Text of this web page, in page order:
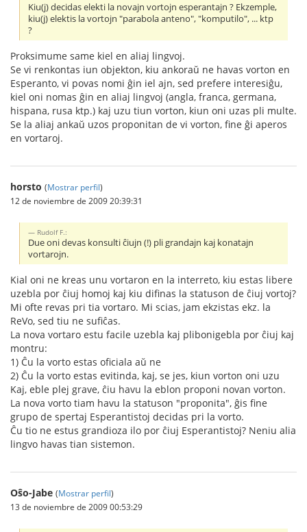
Kiu(j) decidas elekti la novajn vortojn esperantajn ? Ekzemple,
kiu(j) elektis la vortojn "parabola anteno", "komputilo", ... ktp
?
Proksimume same kiel en aliaj lingvoj.
Se vi renkontas iun objekton, kiu ankoraŭ ne havas vorton en
Esperanto, vi povas nomi ĝin iel ajn, sed prefere interesiĝu,
kiel oni nomas ĝin en aliaj lingvoj (angla, franca, germana,
hispana, rusa ktp.) kaj uzu tiun vorton, kiun oni uzas pli multe.
Se la aliaj ankaŭ uzos proponitan de vi vorton, fine ĝi aperos
en vortaroj.
horsto (Mostrar perfil)
12 de noviembre de 2009 20:39:31
Rudolf F.:
Due oni devas konsulti ĉiujn (!) pli grandajn kaj konatajn
vortarojn.
Kial oni ne kreas unu vortaron en la interreto, kiu estas libere
uzebla por ĉiuj homoj kaj kiu difinas la statuson de ĉiuj vortoj?
Mi ofte revas pri tia vortaro. Mi scias, jam ekzistas ekz. la
ReVo, sed tiu ne sufiĉas.
La nova vortaro estu facile uzebla kaj plibonigebla por ĉiuj kaj
montru:
1) Ĉu la vorto estas oficiala aŭ ne
2) Ĉu la vorto estas evitinda, kaj, se jes, kiun vorton oni uzu
Kaj, eble plej grave, ĉiu havu la eblon proponi novan vorton.
La nova vorto tiam havu la statuson "proponita", ĝis fine
grupo de spertaj Esperantistoj decidas pri la vorto.
Ĉu tio ne estus grandioza ilo por ĉiuj Esperantistoj? Neniu alia
lingvo havas tian sistemon.
Oŝo-Jabe (Mostrar perfil)
13 de noviembre de 2009 00:53:29